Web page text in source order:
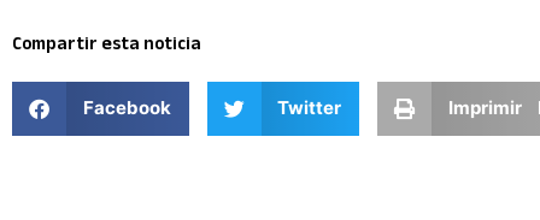
Compartir esta noticia
Facebook Twitter Imprimir